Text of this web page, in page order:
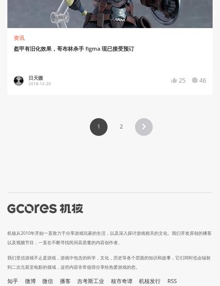
资讯
盔甲有旧化效果，哥布林杀手 figma 现已接受预订
日天嗷
2018-12-20 25 46
1 2
机核从2010年开始一直致力于分享游戏玩家的生活，以及深入探讨游戏相关的文化。我们开发原创的播客
以及视频节目，一直在不断寻找民间高质量的内容创作者。
我们坚信游戏不止是游戏，游戏中包含的科学，文化，历史等各个层面的知识和故事，它们同时也会辐射
到二次元甚至电影的领域，这些内容非常值得分享给热爱游戏的您。
知乎 微博 微信 播客 吉考斯工业 核市奇谭 机核发行 RSS